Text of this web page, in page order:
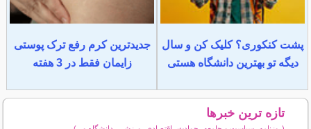
پشت کنکوری؟ کلیک کن و سال
دیگه تو بهترین دانشگاه هستی
جدیدترین کرم رفع ترک پوستی
زایمان فقط در 3 هفته
تازه ترین خبرها